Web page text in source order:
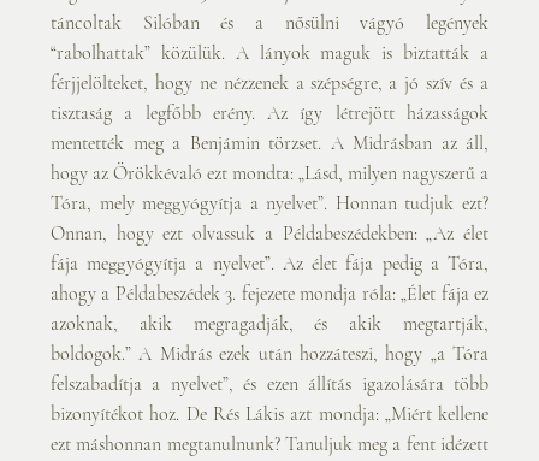
táncoltak Silóban és a nősülni vágyó legények
“rabolhattak” közülük. A lányok maguk is biztatták a
férjjelölteket, hogy ne nézzenek a szépségre, a jó szív és a
tisztaság a legfőbb erény. Az így létrejött házasságok
mentették meg a Benjámin törzset. A Midrásban az áll,
hogy az Örökkévaló ezt mondta: „Lásd, milyen nagyszerű a
Tóra, mely meggyógyítja a nyelvet”. Honnan tudjuk ezt?
Onnan, hogy ezt olvassuk a Példabeszédekben: „Az élet
fája meggyógyítja a nyelvet”. Az élet fája pedig a Tóra,
ahogy a Példabeszédek 3. fejezete mondja róla: „Élet fája ez
azoknak, akik megragadják, és akik megtartják,
boldogok.” A Midrás ezek után hozzáteszi, hogy „a Tóra
felszabadítja a nyelvet”, és ezen állítás igazolására több
bizonyítékot hoz. De Rés Lákis azt mondja: „Miért kellene
ezt máshonnan megtanulnunk? Tanuljuk meg a fent idézett